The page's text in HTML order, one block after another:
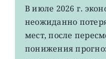
В июле 2026 г.
неожиданно
мест, после
понижения